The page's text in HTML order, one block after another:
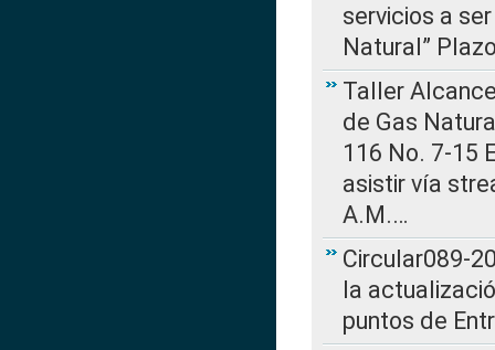
servicios a
Natural”
Taller
de Gas
116 No. 7-15
asistir vía
A.M.…
Circular089-
la
puntos de